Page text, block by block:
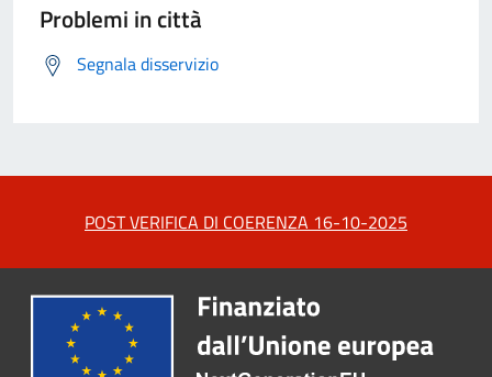
Problemi in città
Segnala disservizio
POST VERIFICA DI COERENZA 16-10-2025